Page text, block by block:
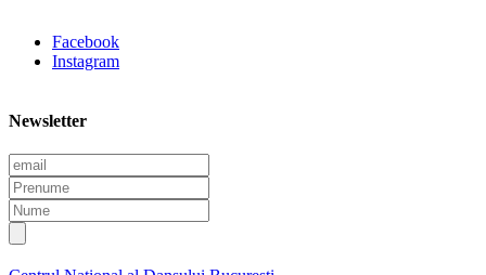
Facebook
Instagram
Newsletter
E
m
a
i
l
P
r
e
n
N
u
m
e